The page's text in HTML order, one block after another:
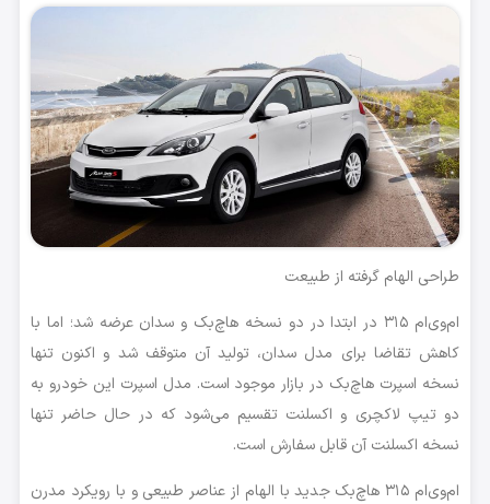
طراحی الهام گرفته از طبیعت
ام‌وی‌ام ۳۱۵ در ابتدا در دو نسخه هاچ‌بک و سدان عرضه شد؛ اما با
کاهش تقاضا برای مدل سدان، تولید آن متوقف شد و اکنون تنها
نسخه اسپرت هاچ‌بک در بازار موجود است. مدل اسپرت این خودرو به
دو تیپ لاکچری و اکسلنت تقسیم می‌شود که در حال حاضر تنها
نسخه اکسلنت آن قابل سفارش است.
ام‌وی‌ام ۳۱۵ هاچ‌بک جدید با الهام از عناصر طبیعی و با رویکرد مدرن